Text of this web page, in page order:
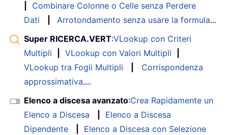
Combinare Colonne o Celle senza Perdere
Dati
Arrotondamento senza usare la formula...
Super RICERCA.VERT:VLookup con Criteri
Multipli
VLookup con Valori Multipli
VLookup tra Fogli Multipli
Corrispondenza
approssimativa....
Elenco a discesa avanzato:Crea Rapidamente un
Elenco a Discesa
Elenco a Discesa
Dipendente
Elenco a Discesa con Selezione